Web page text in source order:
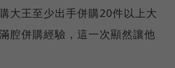
大王至少出手併購20件以上大
腔併購經驗，這一次顯然讓他